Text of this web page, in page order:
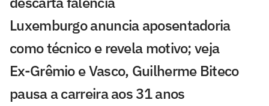
Luxemburgo anuncia aposentadoria
como técnico e revela motivo; veja
Ex-Grêmio e Vasco, Guilherme Biteco
pausa a carreira aos 31 anos